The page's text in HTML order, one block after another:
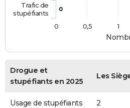
0
Trafic de
stupéfiants
0
0,5 1
Drogue et
stupéfiants en 2025
Les
Usage de stupéfiants 2